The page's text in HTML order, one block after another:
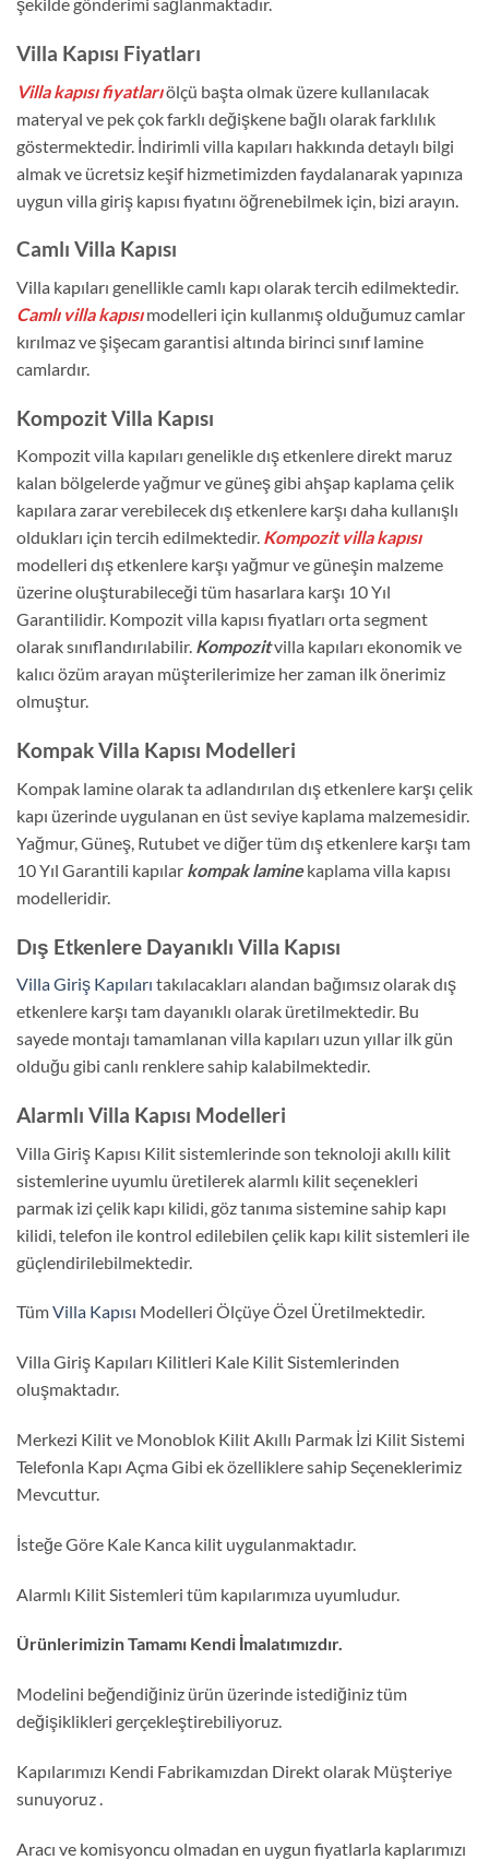
Villa Kapısı Fiyatları
Villa kapısı fiyatlarıölçü başta olmak üzere kullanılacak
materyal ve pek çok farklı değişkene bağlı olarak farklılık
göstermektedir. İndirimli villa kapıları hakkında detaylı bilgi
almak ve ücretsiz keşif hizmetimizden faydalanarak yapınıza
uygun villa giriş kapısı fiyatını öğrenebilmek için, bizi arayın.
Camlı Villa Kapısı
Villa kapıları genellikle camlı kapı olarak tercih edilmektedir.
Camlı villa kapısımodelleri için kullanmış olduğumuz camlar
kırılmaz ve şişecam garantisi altında birinci sınıf lamine
camlardır.
Kompozit Villa Kapısı
Kompozit villa kapıları genelikle dış etkenlere direkt maruz
kalan bölgelerde yağmur ve güneş gibi ahşap kaplama çelik
kapılara zarar verebilecek dış etkenlere karşı daha kullanışlı
oldukları için tercih edilmektedir. Kompozit villa kapısı
modelleri dış etkenlere karşı yağmur ve güneşin malzeme
üzerine oluşturabileceği tüm hasarlara karşı 10 Yıl
Garantilidir. Kompozit villa kapısı fiyatları orta segment
olarak sınıflandırılabilir. Kompozitvilla kapıları ekonomik ve
kalıcı özüm arayan müşterilerimize her zaman ilk önerimiz
olmuştur.
Kompak Villa Kapısı Modelleri
Kompak lamine olarak ta adlandırılan dış etkenlere karşı çelik
kapı üzerinde uygulanan en üst seviye kaplama malzemesidir.
Yağmur, Güneş, Rutubet ve diğer tüm dış etkenlere karşı tam
10 Yıl Garantili kapılar kompak laminekaplama villa kapısı
modelleridir.
Dış Etkenlere Dayanıklı Villa Kapısı
Villa Giriş Kapıları takılacakları alandan bağımsız olarak dış
etkenlere karşı tam dayanıklı olarak üretilmektedir. Bu
sayede montajı tamamlanan villa kapıları uzun yıllar ilk gün
olduğu gibi canlı renklere sahip kalabilmektedir.
Alarmlı Villa Kapısı Modelleri
Villa Giriş Kapısı Kilit sistemlerinde son teknoloji akıllı kilit
sistemlerine uyumlu üretilerek alarmlı kilit seçenekleri
parmak izi çelik kapı kilidi, göz tanıma sistemine sahip kapı
kilidi, telefon ile kontrol edilebilen çelik kapı kilit sistemleri ile
güçlendirilebilmektedir.
TümVilla Kapısı Modelleri Ölçüye Özel Üretilmektedir.
Villa Giriş Kapıları Kilitleri Kale Kilit Sistemlerinden
oluşmaktadır.
Merkezi Kilit ve Monoblok Kilit Akıllı Parmak İzi Kilit Sistemi
Telefonla Kapı Açma Gibi ek özelliklere sahip Seçeneklerimiz
Mevcuttur.
İsteğe Göre Kale Kanca kilit uygulanmaktadır.
Alarmlı Kilit Sistemleri tüm kapılarımıza uyumludur.
Ürünlerimizin Tamamı Kendi İmalatımızdır.
Modelini beğendiğiniz ürün üzerinde istediğiniz tüm
değişiklikleri gerçekleştirebiliyoruz.
Kapılarımızı Kendi Fabrikamızdan Direkt olarak Müşteriye
sunuyoruz .
Aracı ve komisyoncu olmadan en uygun fiyatlarla kaplarımızı